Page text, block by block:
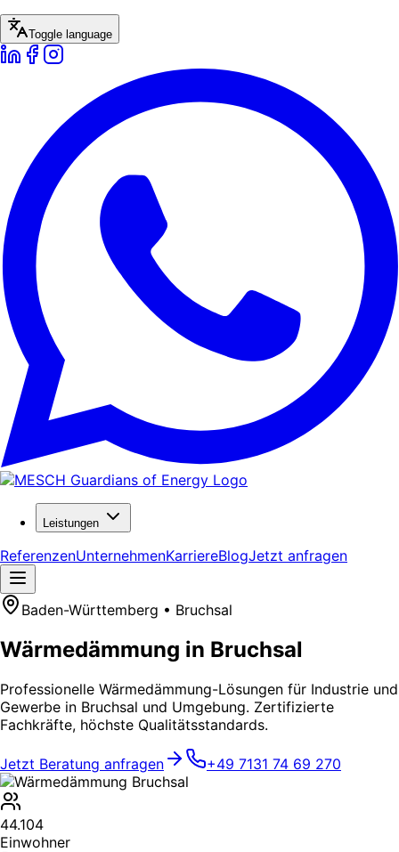
Toggle language
Leistungen
ReferenzenUnternehmenKarriereBlogJetzt anfragen
Baden-Württemberg • Bruchsal
Wärmedämmung in Bruchsal
Professionelle Wärmedämmung-Lösungen für Industrie und
Gewerbe in Bruchsal und Umgebung. Zertifizierte
Fachkräfte, höchste Qualitätsstandards.
Jetzt Beratung anfragen +49 7131 74 69 270
44.104
Einwohner